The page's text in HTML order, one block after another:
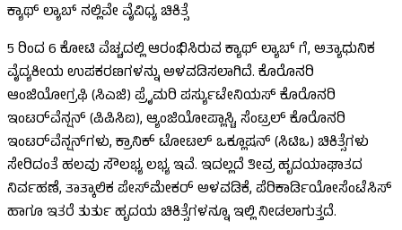
ಕ್ಯಾಥ್ ಲ್ಯಾಬ್ ನಲ್ಲಿವೇ ವೈವಿಧ್ಯ ಚಿಕಿತ್ಸೆ
5 ರಿಂದ 6 ಕೋಟಿ ವೆಚ್ಚದಲ್ಲಿ ಆರಂಭಿಸಿರುವ ಕ್ಯಾಥ್ ಲ್ಯಾಬ್ ಗೆ, ಅತ್ಯಾಧುನಿಕ
ವೈದ್ಯಕೀಯ ಉಪಕರಣಗಳನ್ನು ಅಳವಡಿಸಲಾಗಿದೆ. ಕೊರೊನರಿ
ಆಂಜಿಯೋಗ್ರಫಿ (ಸಿಎಜಿ) ಪ್ರೈಮರಿ ಪರ್ಸ್ಯುಟೇನಿಯಸ್ ಕೊರೊನರಿ
ಇಂಟರ್‌ವೆನ್ಷನ್ (ಪಿಪಿಸಿಐ), ಆ್ಯಂಜಿಯೋಪ್ಲಾಸ್ಟಿ, ಸೆಂಟ್ರಲ್ ಕೊರೊನರಿ
ಇಂಟರ್‌ವೆನ್ಷನ್‌ಗಳು, ಕ್ರಾನಿಕ್ ಟೋಟಲ್ ಒಕ್ಲೂಷನ್ (ಸಿಟಿಒ) ಚಿಕಿತ್ಸೆಗಳು
ಸೇರಿದಂತೆ ಹಲವು ಸೌಲಭ್ಯ ಲಭ್ಯ ಇವೆ. ಇದಲ್ಲದೆ ತೀವ್ರ ಹೃದಯಾಘಾತದ
ನಿರ್ವಹಣೆ, ತಾತ್ಕಾಲಿಕ ಪೇಸ್‌ಮೇಕರ್ ಅಳವಡಿಕೆ, ಪೆರಿಕಾರ್ಡಿಯೋಸೆಂಟೆಸಿಸ್
ಹಾಗೂ ಇತರೆ ತುರ್ತು ಹೃದಯ ಚಿಕಿತ್ಸೆಗಳನ್ನೂ ಇಲ್ಲಿ ನೀಡಲಾಗುತ್ತದೆ.